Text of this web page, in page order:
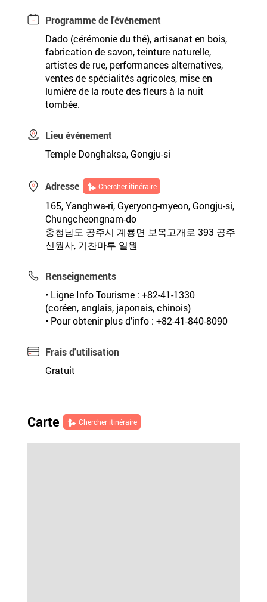
Programme de l'événement
Dado (cérémonie du thé), artisanat en bois,
fabrication de savon, teinture naturelle,
artistes de rue, performances alternatives,
ventes de spécialités agricoles, mise en
lumière de la route des fleurs à la nuit
tombée.
Lieu événement
Temple Donghaksa, Gongju-si
Adresse Chercher itinéraire
165, Yanghwa-ri, Gyeryong-myeon, Gongju-si,
Chungcheongnam-do
충청남도 공주시 계룡면 보목고개로 393 공주
신원사, 기찬마루 일원
Renseignements
• Ligne Info Tourisme : +82-41-1330
(coréen, anglais, japonais, chinois)
• Pour obtenir plus d'info : +82-41-840-8090
Frais d'utilisation
Gratuit
Carte Chercher itinéraire